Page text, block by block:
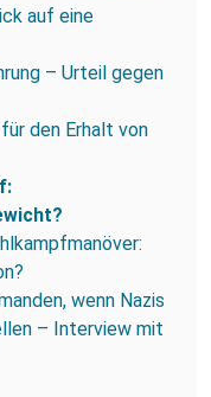
auf eine
– Urteil gegen
den Erhalt von
wenn Nazis
– Interview mit